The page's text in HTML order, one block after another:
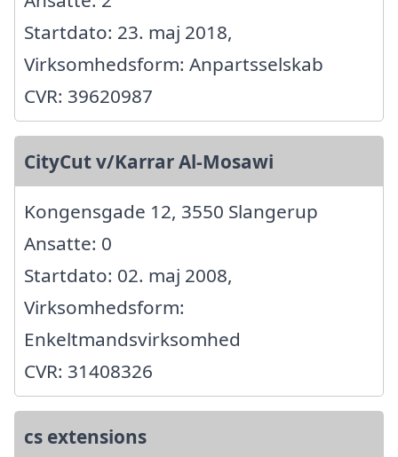
Startdato: 23. maj 2018,
Virksomhedsform: Anpartsselskab
CVR: 39620987
CityCut v/Karrar Al-Mosawi
Kongensgade 12, 3550 Slangerup
Ansatte: 0
Startdato: 02. maj 2008,
Virksomhedsform:
Enkeltmandsvirksomhed
CVR: 31408326
cs extensions